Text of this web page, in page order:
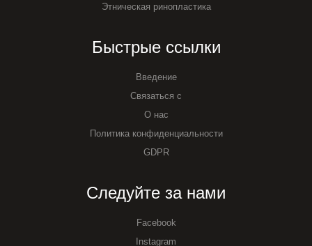
Этническая ринопластика
Быстрые ссылки
Введение
Связаться с
О нас
Политика конфиденциальности
GDPR
Следуйте за нами
Facebook
Instagram